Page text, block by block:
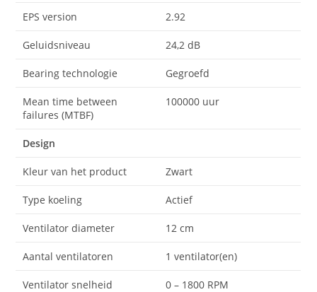
EPS version 2.92
Geluidsniveau 24,2 dB
Bearing technologie Gegroefd
Mean time between
failures (MTBF)
100000 uur
Design
Kleur van het product Zwart
Type koeling Actief
Ventilator diameter 12 cm
Aantal ventilatoren 1 ventilator(en)
Ventilator snelheid 0 – 1800 RPM